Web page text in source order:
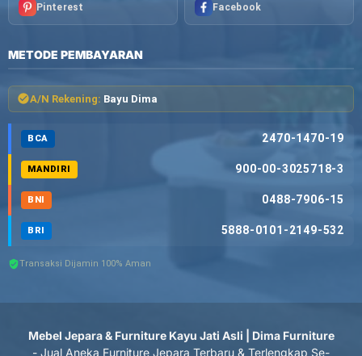
Pinterest Facebook
METODE PEMBAYARAN
A/N Rekening: Bayu Dima
BCA 2470-1470-19
MANDIRI 900-00-3025718-3
BNI 0488-7906-15
BRI 5888-0101-2149-532
Transaksi Dijamin 100% Aman
Mebel Jepara & Furniture Kayu Jati Asli | Dima Furniture
- Jual Aneka Furniture Jepara Terbaru & Terlengkap Se-